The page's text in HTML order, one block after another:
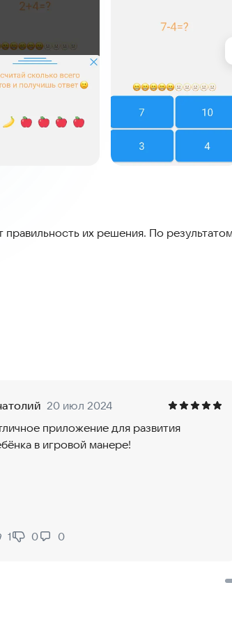
их решения. По
20 июл 2024
приложение для развития
в игровой манере!
1
Не нравится:
0 0